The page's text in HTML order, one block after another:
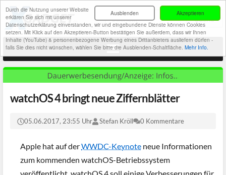
Akzeptieren
Ausblenden
Durch die Nutzung unserer Website
erklären Sie sich mit unserer
Datenschutzerklärung einverstanden, wir und eingebundene Dienste können Cookies
setzen. Mit Klick auf den Akzeptieren-Button bestätigen Sie außerdem, dass wir Ihnen
Inhalte (YouTube) & personenbezogene Werbung eines Drittanbieters ausliefern dürfen -
falls Sie dies nicht wünschen, wählen Sie bitte die Ausblenden-Schaltfläche. Mehr Info.
watchOS 4 bringt neue Ziffernblätter
05.06.2017, 23:55 Uhr Stefan Kröll 0 Kommentare
Apple hat auf derWWDC-Keynote neue Informationen
zum kommenden watchOS-Betriebssystem